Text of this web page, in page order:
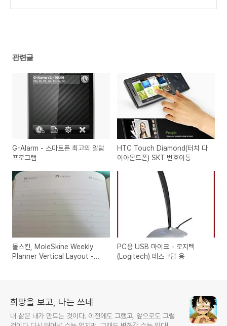
관련글
G-Alarm - 스마트폰 최고의 알람
프로그램
HTC Touch Diamond(터치 다
이아몬드폰) SKT 번호이동
몰스킨, MoleSkine Weekly
Planner Vertical Layout -
PC용 USB 마이크 - 로지텍
(Logitech) 데스크탑 용
희망을 보고, 나는 쓰네
내 삶은 내가 만드는 것이다. 이전에도 그랬고, 앞으로도 그럴